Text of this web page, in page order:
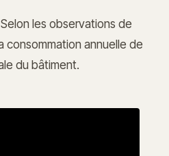
les observations de
consommation annuelle de
du bâtiment.